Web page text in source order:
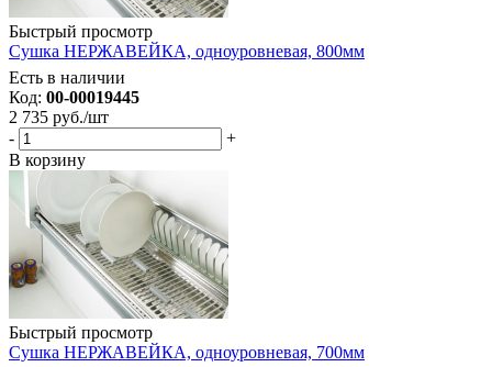
Быстрый просмотр
Сушка НЕРЖАВЕЙКА, одноуровневая, 800мм
Есть в наличии
Код: 00-00019445
2 735 руб./шт
-
+
В корзину
Быстрый просмотр
Сушка НЕРЖАВЕЙКА, одноуровневая, 700мм